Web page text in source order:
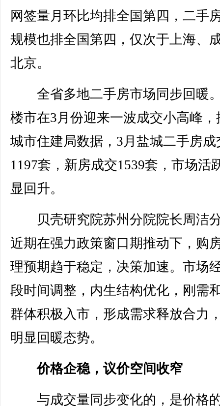
网签量月环比均排全国第四，二手
规模也排全国第四，仅次于上海、
北京。
全省多地二手房市场同步回暖
楼市在3月份迎来一波成交小高峰，
城市住建局数据，3月盐城二手房成
1197套，新房成交1539套，市场活
显回升。
贝壳研究院苏州分院院长周洁
近期在强力政策窗口期推动下，购
理预期趋于稳定，决策加速。市场
段时间调整，内生结构优化，刚需
群体积极入市，形成需求释放合力
明显回暖态势。
价格企稳，议价空间收窄
与成交量同步变化的，是价格